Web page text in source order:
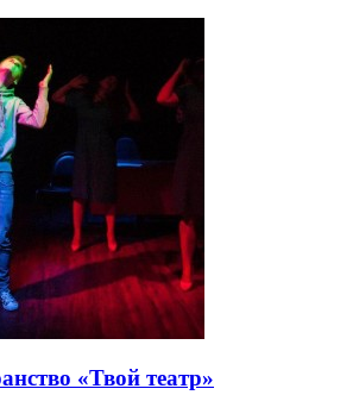
«Твой театр»